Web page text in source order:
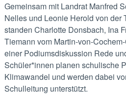
Gemeinsam mit Landrat Manfred
Nelles und Leonie Herold von der
standen Charlotte Donsbach, Ina
Tiemann vom Martin-von-
einer Podiumsdiskussion Rede
Schüler*innen planen schulische
Klimawandel und werden dabei
Schulleitung unterstützt.